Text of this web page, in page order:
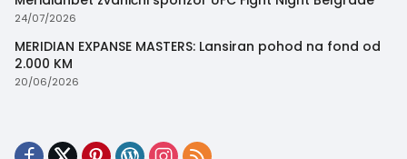
24/07/2026
MERIDIAN EXPANSE MASTERS: Lansiran pohod na fond od
2.000 KM
20/06/2026